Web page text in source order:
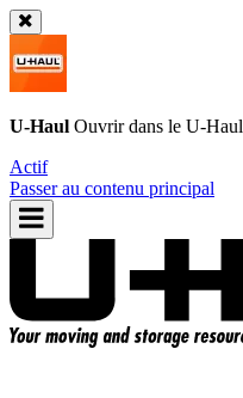
U-Haul Ouvrir dans le U-Haul
Actif
Passer au contenu principal